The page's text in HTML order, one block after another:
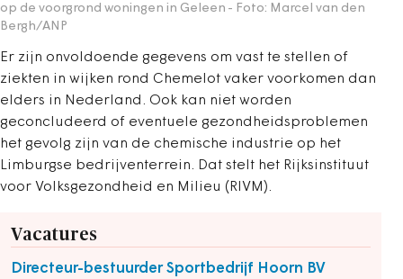
op de voorgrond woningen in Geleen - Foto: Marcel van den
Bergh/ANP
Er zijn onvoldoende gegevens om vast te stellen of
ziekten in wijken rond Chemelot vaker voorkomen dan
elders in Nederland. Ook kan niet worden
geconcludeerd of eventuele gezondheidsproblemen
het gevolg zijn van de chemische industrie op het
Limburgse bedrijventerrein. Dat stelt het Rijksinstituut
voor Volksgezondheid en Milieu (RIVM).
Vacatures
Directeur-bestuurder Sportbedrijf Hoorn BV